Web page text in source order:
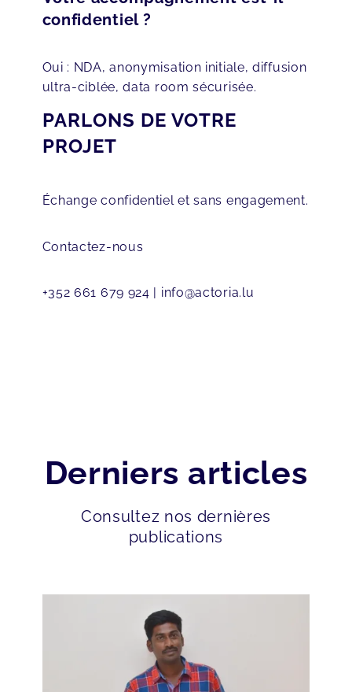
confidentiel ?
Oui : NDA, anonymisation initiale, diffusion
ultra-ciblée, data room sécurisée.
PARLONS DE VOTRE
PROJET
Échange confidentiel et sans engagement.
Contactez-nous
+352 661 679 924 | info@actoria.lu
Derniers articles
Consultez nos dernières
publications